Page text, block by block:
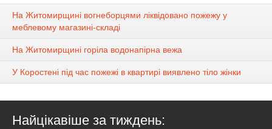
На Житомирщині вогнеборцями ліквідовано пожежу у
меблевому магазині-складі
На Житомирщині горіла водонапірна вежа
У Коростені під час пожежі в квартирі виявлено тіло жінки
Найцікавіше за тиждень: